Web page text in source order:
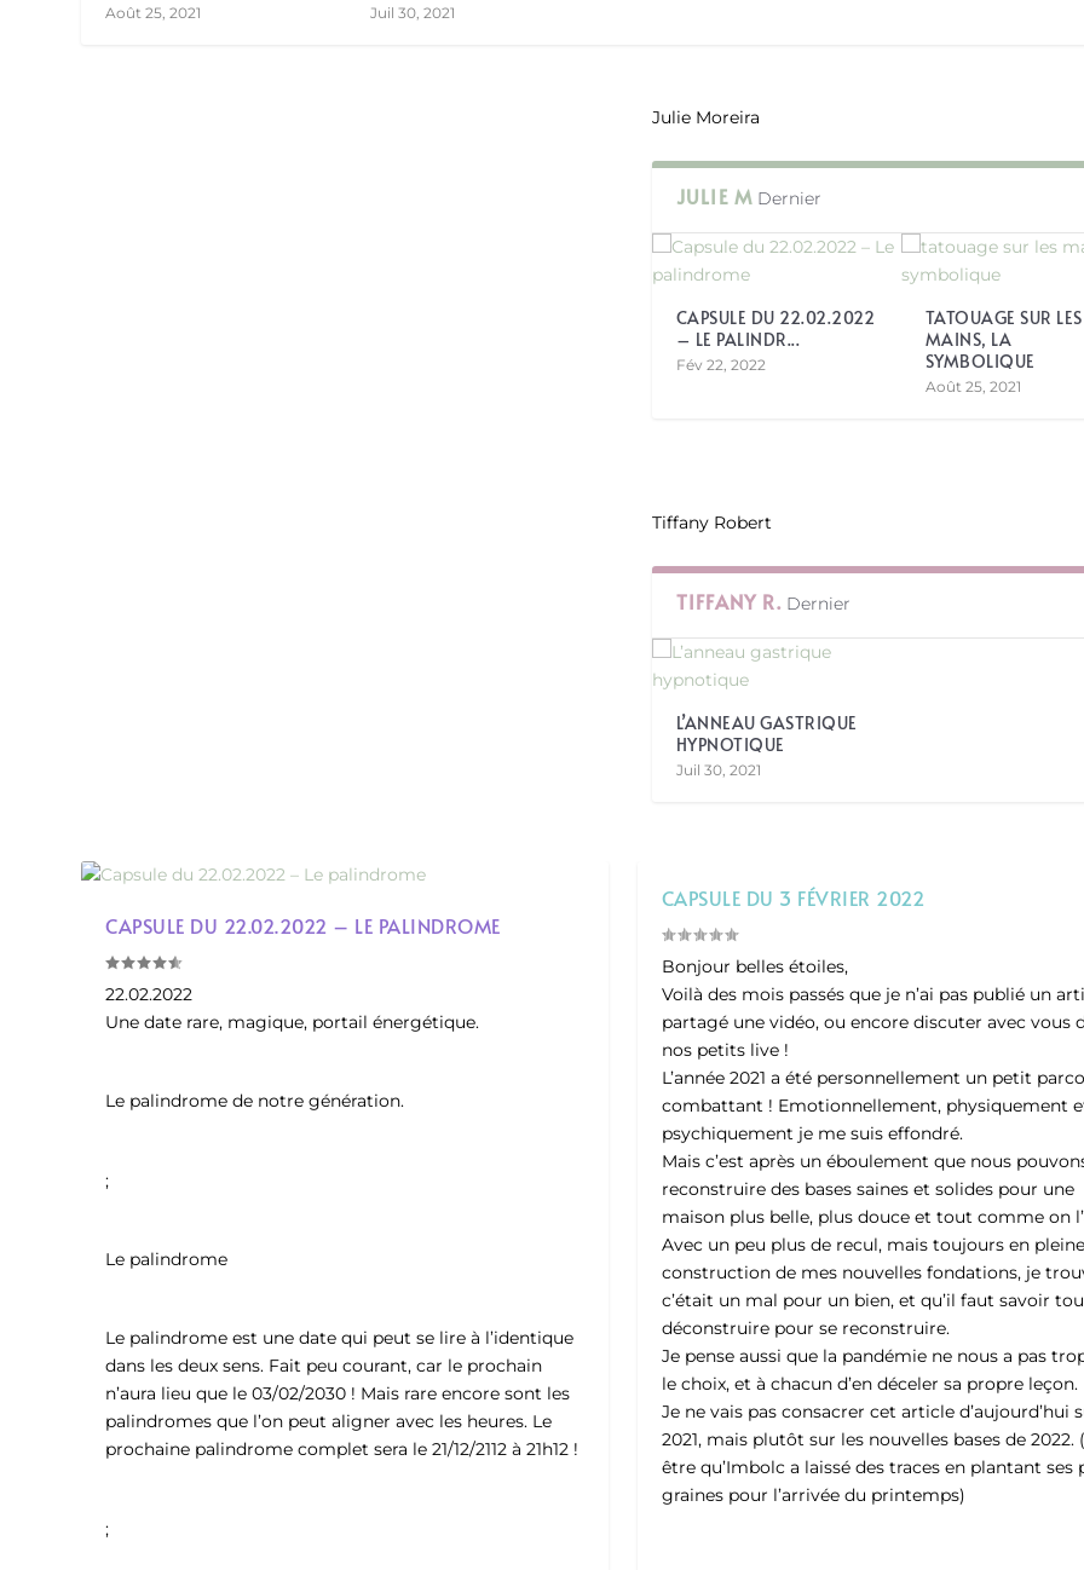
Août 25, 2021 Juil 30, 2021
Julie Moreira
JULIE M Dernier
CAPSULE DU 22.02.2022
– LE PALINDR...
Fév 22, 2022
TATOUAGE SUR LES
MAINS, LA
SYMBOLIQUE
Août 25, 2021
Tiffany Robert
TIFFANY R. Dernier
L’ANNEAU GASTRIQUE
HYPNOTIQUE
Juil 30, 2021
CAPSULE DU 22.02.2022 – LE PALINDROME
22.02.2022
Une date rare, magique, portail énergétique.
Le palindrome de notre génération.
;
Le palindrome
Le palindrome est une date qui peut se lire à l’identique
dans les deux sens. Fait peu courant, car le prochain
n’aura lieu que le 03/02/2030 ! Mais rare encore sont les
palindromes que l’on peut aligner avec les heures. Le
prochaine palindrome complet sera le 21/12/2112 à 21h12 !
;
CAPSULE DU 3 FÉVRIER 2022
Bonjour belles étoiles,
Voilà des mois passés que je n’ai pas publié un
partagé une vidéo, ou encore discuter avec vous
nos petits live !
L’année 2021 a été personnellement un petit
combattant ! Emotionnellement, physiquement
psychiquement je me suis effondré.
Mais c’est après un éboulement que nous
reconstruire des bases saines et solides pour une
maison plus belle, plus douce et tout comme on
Avec un peu plus de recul, mais toujours en pleine
construction de mes nouvelles fondations, je
c’était un mal pour un bien, et qu’il faut savoir
déconstruire pour se reconstruire.
Je pense aussi que la pandémie ne nous a pas
le choix, et à chacun d’en déceler sa propre leçon.
Je ne vais pas consacrer cet article d’aujourd’hui
2021, mais plutôt sur les nouvelles bases de 2022.
être qu’Imbolc a laissé des traces en plantant ses
graines pour l’arrivée du printemps)